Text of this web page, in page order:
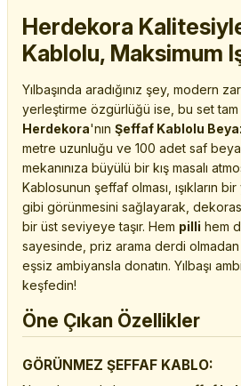
Herdekora
Kablolu, Maksimum
Yılbaşında aradığınız şey, modern
yerleştirme özgürlüğü ise, bu set
Herdekora'nın Şeffaf Kablolu
metre uzunluğu ve 100 adet saf
mekanınıza büyülü bir kış masalı
Kablosunun şeffaf olması, ışıkların
gibi görünmesini sağlayarak,
bir üst seviyeye taşır. Hem pilli hem
sayesinde, priz arama derdi
eşsiz ambiyansla donatın. Yılbaşı
keşfedin!
Öne Çıkan Özellikler
GÖRÜNMEZ ŞEFFAF KABLO: